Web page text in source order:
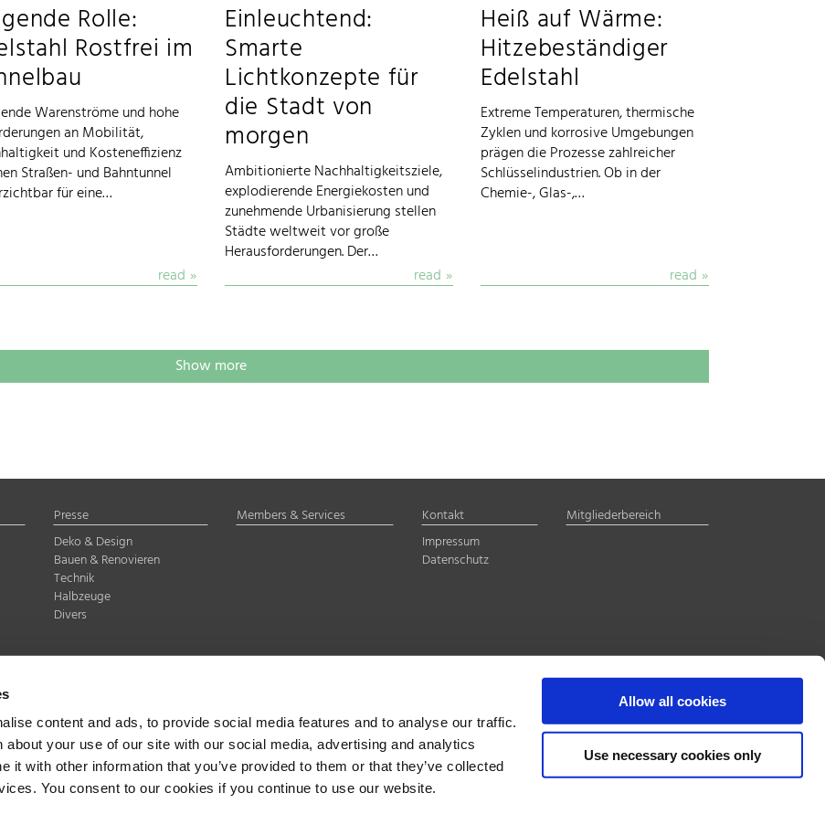
content and ads, to provide social media features and to analyse our traffic.
about your use of our site with our social media, advertising and analytics
it with other information that you’ve provided to them or that they’ve collected
You consent to our cookies if you continue to use our website.
Allow all cookies
Use necessary cookies only
Rolle:
Rostfrei im
Warenströme und hohe
an Mobilität,
und Kosteneffizienz
Straßen- und Bahntunnel
für eine…
read
Einleuchtend:
Smarte
Lichtkonzepte für
die Stadt von
morgen
Ambitionierte Nachhaltigkeitsziele,
explodierende Energiekosten und
zunehmende Urbanisierung stellen
Städte weltweit vor große
Herausforderungen. Der…
read
Heiß auf Wärme:
Hitzebeständiger
Edelstahl
Extreme Temperaturen, thermische
Zyklen und korrosive Umgebungen
prägen die Prozesse zahlreicher
Schlüsselindustrien. Ob in der
Chemie-, Glas-,…
read
Show more
Presse
Deko & Design
Bauen & Renovieren
Technik
Halbzeuge
Divers
Members & Services
Kontakt
Impressum
Datenschutz
Mitgliederbereich
Rostfrei e.V.
8 35
Edelstahl Rostfrei e.V., Düsseldorf